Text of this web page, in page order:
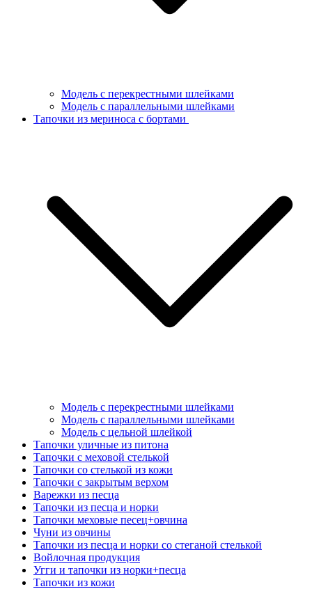
Модель с перекрестными шлейками
Модель с параллельными шлейками
Тапочки из мериноса с бортами
Модель с перекрестными шлейками
Модель с параллельными шлейками
Модель с цельной шлейкой
Тапочки уличные из питона
Тапочки с меховой стелькой
Тапочки со стелькой из кожи
Тапочки с закрытым верхом
Варежки из песца
Тапочки из песца и норки
Тапочки меховые песец+овчина
Чуни из овчины
Тапочки из песца и норки со стеганой стелькой
Войлочная продукция
Угги и тапочки из норки+песца
Тапочки из кожи